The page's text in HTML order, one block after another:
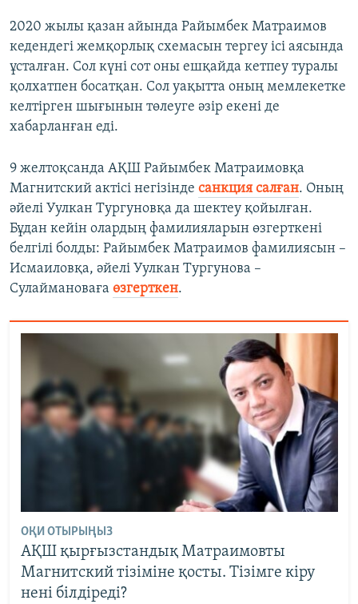
2020 жылы қазан айында Райымбек Матраимов
кедендегі жемқорлық схемасын тергеу ісі аясында
ұсталған. Сол күні сот оны ешқайда кетпеу туралы
қолхатпен босатқан. Сол уақытта оның мемлекетке
келтірген шығынын төлеуге әзір екені де
хабарланған еді.
9 желтоқсанда АҚШ Райымбек Матраимовқа
Магнитский актісі негізінде санкция салған. Оның
әйелі Уулкан Тургуновқа да шектеу қойылған.
Бұдан кейін олардың фамилияларын өзгерткені
белгілі болды: Райымбек Матраимов фамилиясын –
Исмаиловқа, әйелі Уулкан Тургунова –
Сулаймановаға өзгерткен.
ОҚИ ОТЫРЫҢЫЗ
АҚШ қырғызстандық Матраимовты
Магнитский тізіміне қосты. Тізімге кіру
нені білдіреді?